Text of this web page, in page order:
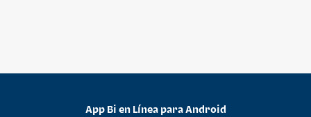
App Bi en Línea para Android